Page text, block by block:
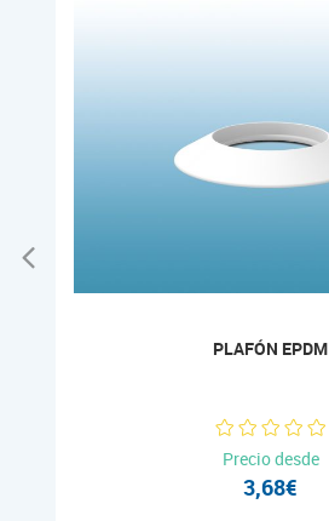
PLAFÓN EPDM
Precio desde
3,68€